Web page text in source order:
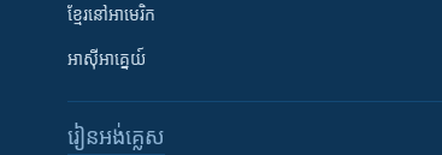
ខ្មែរ​នៅអាមេរិក
អាស៊ីអាគ្នេយ៍
រៀន​​អង់គ្លេស